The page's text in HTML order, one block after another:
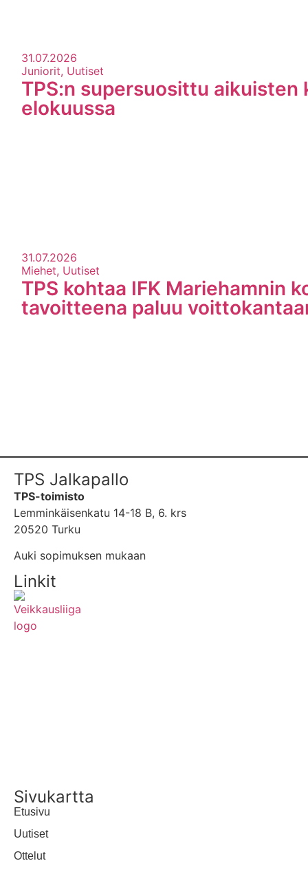
31.07.2026
Juniorit, Uutiset
TPS:n supersuosittu
elokuussa
31.07.2026
Miehet, Uutiset
TPS kohtaa IFK Mariehamnin
tavoitteena paluu
TPS Jalkapallo
TPS-toimisto
Lemminkäisenkatu 14-18 B, 6. krs
20520 Turku
Auki sopimuksen mukaan
Linkit
Sivukartta
Etusivu
Uutiset
Ottelut